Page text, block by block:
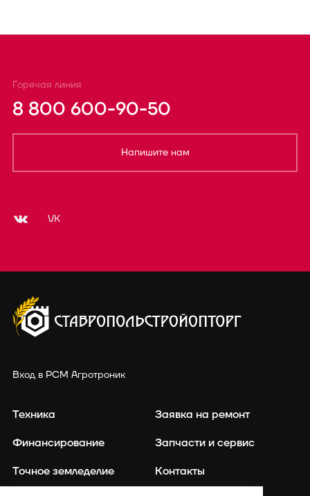
Горячая линия
8 800 600-90-50
Напишите нам
VK
Вход в РСМ Агротроник
Техника
Финансирование
Точное земледелие
Заявка на ремонт
Запчасти и сервис
Контакты